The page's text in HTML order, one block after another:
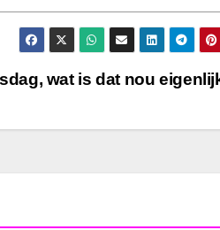
wat is dat nou